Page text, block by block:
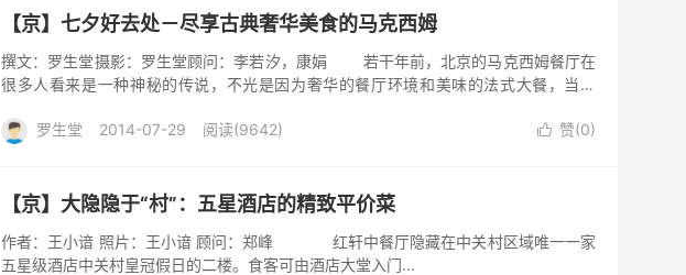
【京】七夕好去处－尽享古典奢华美食的马克西姆
撰文：罗生堂摄影：罗生堂顾问：李若汐，康娟 若干年前，北京的马克西姆餐厅在
很多人看来是一种神秘的传说，不光是因为奢华的餐厅环境和美味的法式大餐，当然
 赞(0)
罗生堂 2014-07-29 阅读(9642)
【京】大隐隐于“村”：五星酒店的精致平价菜
作者：王小谙 照片：王小谙 顾问：郑峰 红轩中餐厅隐藏在中关村区域唯一一家
五星级酒店中关村皇冠假日的二楼。食客可由酒店大堂入门...